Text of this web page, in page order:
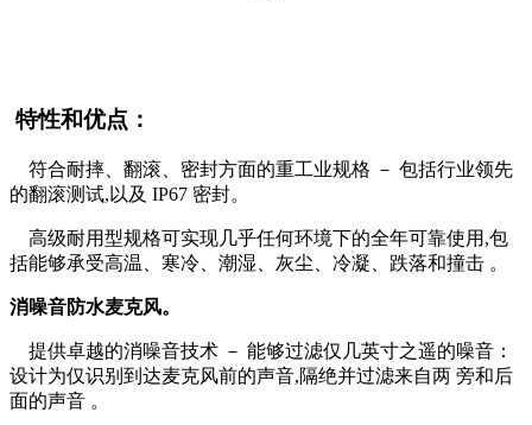
特性和优点：
符合耐摔、翻滚、密封方面的重工业规格 － 包括行业领先
的翻滚测试,以及 IP67 密封。
高级耐用型规格可实现几乎任何环境下的全年可靠使用,包
括能够承受高温、寒冷、潮湿、灰尘、冷凝、跌落和撞击 。
消噪音防水麦克风。
提供卓越的消噪音技术 － 能够过滤仅几英寸之遥的噪音：
设计为仅识别到达麦克风前的声音,隔绝并过滤来自两 旁和后
面的声音 。